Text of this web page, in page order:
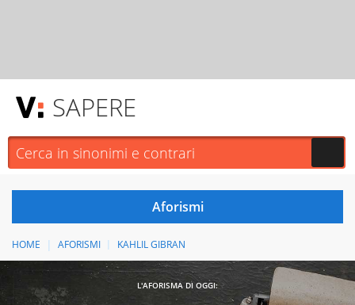
SAPERE
HOME AFORISMI KAHLIL GIBRAN
L'AFORISMA DI OGGI: